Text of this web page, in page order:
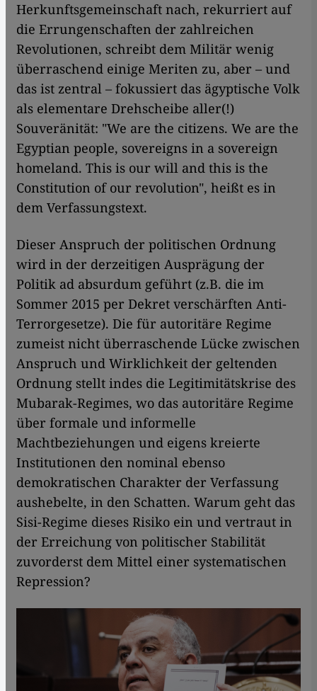
Herkunftsgemeinschaft nach, rekurriert auf
die Errungenschaften der zahlreichen
Revolutionen, schreibt dem Militär wenig
überraschend einige Meriten zu, aber – und
das ist zentral – fokussiert das ägyptische Volk
als elementare Drehscheibe aller(!)
Souveränität: "We are the citizens. We are the
Egyptian people, sovereigns in a sovereign
homeland. This is our will and this is the
Constitution of our revolution", heißt es in
dem Verfassungstext.
Dieser Anspruch der politischen Ordnung
wird in der derzeitigen Ausprägung der
Politik ad absurdum geführt (z.B. die im
Sommer 2015 per Dekret verschärften Anti-
Terrorgesetze). Die für autoritäre Regime
zumeist nicht überraschende Lücke zwischen
Anspruch und Wirklichkeit der geltenden
Ordnung stellt indes die Legitimitätskrise des
Mubarak-Regimes, wo das autoritäre Regime
über formale und informelle
Machtbeziehungen und eigens kreierte
Institutionen den nominal ebenso
demokratischen Charakter der Verfassung
aushebelte, in den Schatten. Warum geht das
Sisi-Regime dieses Risiko ein und vertraut in
der Erreichung von politischer Stabilität
zuvorderst dem Mittel einer systematischen
Repression?